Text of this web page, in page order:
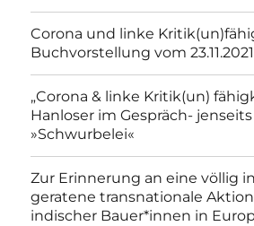
Corona und linke
Buchvorstellung vom 23.11.2021
„Corona & linke Kritik(un)
Hanloser im Gespräch-
»Schwurbelei«
Zur Erinnerung an eine völlig
geratene transnationale Aktion
indischer Bauer*innen in